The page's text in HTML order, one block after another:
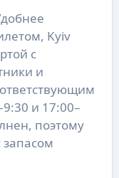
Kyiv
с
и
и 17:00–
поэтому